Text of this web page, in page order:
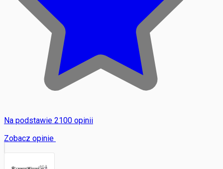
Na podstawie 2100 opinii
Zobacz opinie